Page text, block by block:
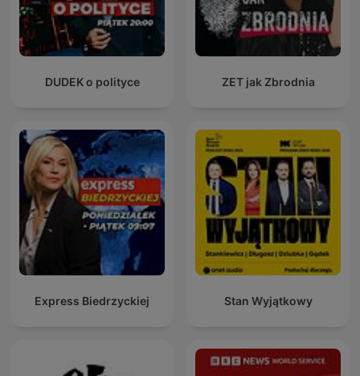
DUDEK o polityce ZET jak Zbrodnia
Express Biedrzyckiej Stan Wyjątkowy